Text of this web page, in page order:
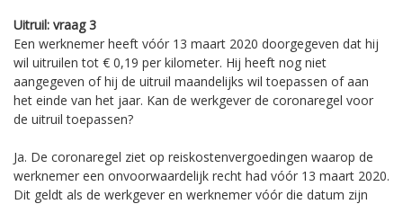
Uitruil: vraag 3
Een werknemer heeft vóór 13 maart 2020 doorgegeven dat hij
wil uitruilen tot € 0,19 per kilometer. Hij heeft nog niet
aangegeven of hij de uitruil maandelijks wil toepassen of aan
het einde van het jaar. Kan de werkgever de coronaregel voor
de uitruil toepassen?
Ja. De coronaregel ziet op reiskostenvergoedingen waarop de
werknemer een onvoorwaardelijk recht had vóór 13 maart 2020.
Dit geldt als de werkgever en werknemer vóór die datum zijn